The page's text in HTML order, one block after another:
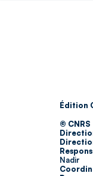
Édition
© CNRS
Nadir